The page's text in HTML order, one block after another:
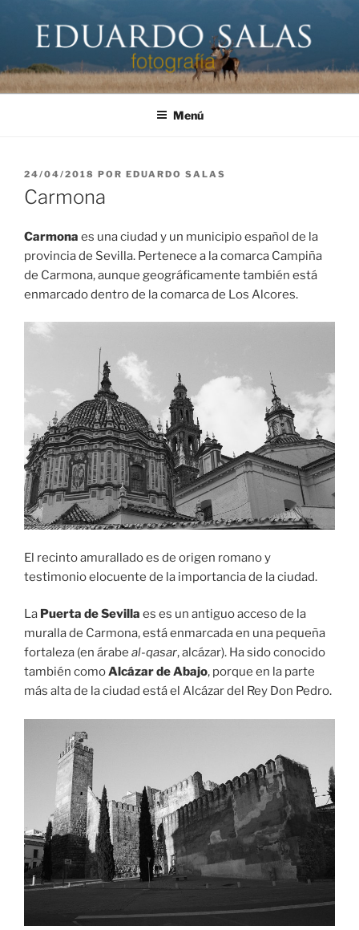
contenido
EDUARDO SALAS FOTÓGRAFO
Página personal del fotógrafo Eduardo Salas
Menú
PUBLICADO
EL
24/04/2018 POR EDUARDO SALAS
Carmona
Carmona es una ciudad y un municipio español de la
provincia de Sevilla. Pertenece a la comarca Campiña
de Carmona,aunque geográficamente también está
enmarcado dentro de la comarca de Los Alcores.
El recinto amurallado es de origen romano y
testimonio elocuente de la importancia de la ciudad.
La Puerta de Sevilla es es un antiguo acceso de la
muralla de Carmona, está enmarcada en una pequeña
fortaleza (en árabe al-qasar, alcázar). Ha sido conocido
también comoAlcázar de Abajo, porque en la parte
más alta de la ciudad está el Alcázar del Rey Don Pedro.